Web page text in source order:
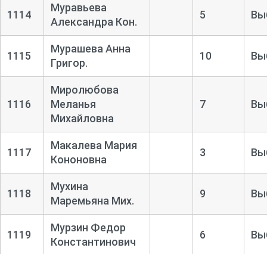
1114
Муравьева
Александра Кон.
5
1115
Мурашева Анна
Григор.
10
1116
Миролюбова
Меланья
Михайловна
7
1117
Макалева Мария
Кононовна
3
1118
Мухина
Маремьяна Мих.
9
1119
Мурзин Федор
Константинович
6